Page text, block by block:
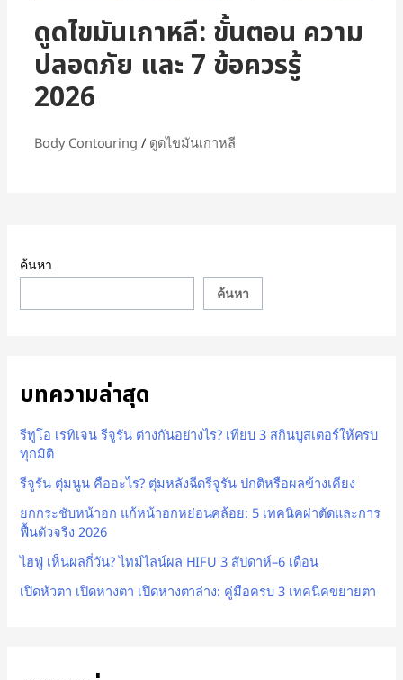
ดูดไขมันเกาหลี: ขั้นตอน ความ
ปลอดภัย และ 7 ข้อควรรู้
2026
Body Contouring / ดูดไขมันเกาหลี
ค้นหา
ค้นหา
บทความล่าสุด
รีทูโอ เรทิเจน รีจูรัน ต่างกันอย่างไร? เทียบ 3 สกินบูสเตอร์ให้ครบ
ทุกมิติ
รีจูรัน ตุ่มนูน คืออะไร? ตุ่มหลังฉีดรีจูรัน ปกติหรือผลข้างเคียง
ยกกระชับหน้าอก แก้หน้าอกหย่อนคล้อย: 5 เทคนิคผ่าตัดและการ
ฟื้นตัวจริง 2026
ไฮฟู่ เห็นผลกี่วัน? ไทม์ไลน์ผล HIFU 3 สัปดาห์–6 เดือน
เปิดหัวตา เปิดหางตา เปิดหางตาล่าง: คู่มือครบ 3 เทคนิคขยายตา